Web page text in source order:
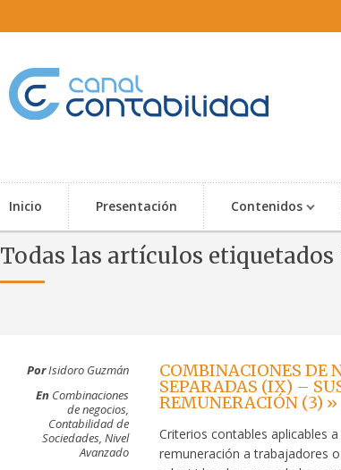
Inicio Presentación Contenidos
Todas las artículos
PorIsidoro Guzmán
En Combinaciones
de negocios,
Contabilidad de
Sociedades, Nivel
Avanzado
COMBINACIONES DE
SEPARADAS (IX) –
REMUNERACIÓN (3) »
Criterios contables aplicables
remuneración a trabajadores